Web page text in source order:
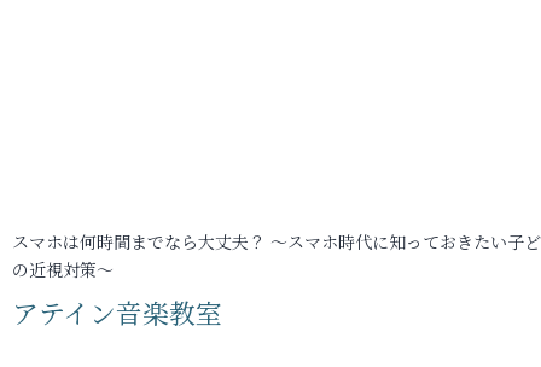
スマホは何時間までなら大丈夫？ ～スマホ時代に知っておきたい子
の近視対策～
アテイン音楽教室